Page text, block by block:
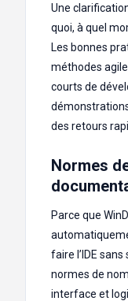
Une
quoi, à quel
Les bonnes
méthodes
courts de
des retours
Normes
Parce que
faire l’IDE
normes de
interface et